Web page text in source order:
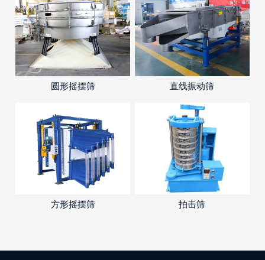
圆形摇摆筛 直线振动筛
方形摇摆筛 拍击筛